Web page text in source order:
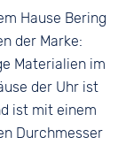
Hause Bering
der Marke:
Materialien im
der Uhr ist
ist mit einem
Durchmesser